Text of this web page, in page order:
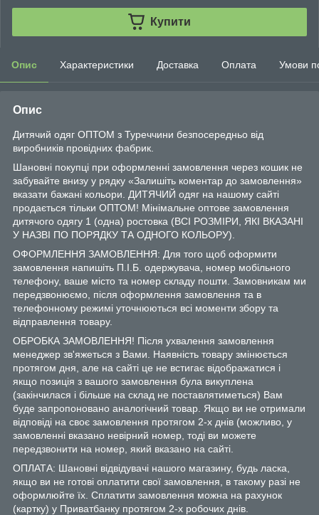
Купити
Опис Характеристики Доставка Оплата Умови
Опис
Дитячий одяг ОПТОМ з Туреччини безпосередньо від
виробників провідних фабрик.
Шановні покупці при оформленні замовлення через кошик не
забувайте внизу у рядку «Залишіть коментар до замовлення»
вказати бажані кольори. ДИТЯЧИЙ одяг на нашому сайті
продається тільки ОПТОМ! Мінімальне оптове замовлення
дитячого одягу 1 (одна) ростовка (ВСІ РОЗМІРИ, ЯКІ ВКАЗАНІ
У НАЗВІ ПО ПОРЯДКУ ТА ОДНОГО КОЛЬОРУ).
ОФОРМЛЕННЯ ЗАМОВЛЕННЯ: Для того щоб оформити
замовлення напишіть П.І.Б. одержувача, номер мобільного
телефону, ваше місто та номер складу пошти. Замовникам ми
передзвонюємо, після оформлення замовлення та в
телефонному режимі уточнюються всі моменти збору та
відправлення товару.
ОБРОБКА ЗАМОВЛЕННЯ! Після ухвалення замовлення
менеджер зв'яжеться з Вами. Наявність товару змінюється
протягом дня, але на сайті це не встигає відображатися і
якщо позиція з вашого замовлення була викуплена
(закінчилася і більше на склад не поставлятиметься) Вам
буде запропоновано аналогічний товар. Якщо ви не отримали
відповіді на своє замовлення протягом 2-х днів (можливо, у
замовленні вказано невірний номер, тоді ви можете
передзвонити на номер, який вказано на сайті.
ОПЛАТА: Шановні відвідувачі нашого магазину, будь ласка,
якщо ви не готові оплатити свої замовлення, в такому разі не
оформлюйте їх. Сплатити замовлення можна на рахунок
(картку) у Приватбанку протягом 2-х робочих днів.